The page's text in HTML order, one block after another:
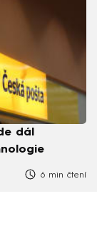
dál
6 min čtení